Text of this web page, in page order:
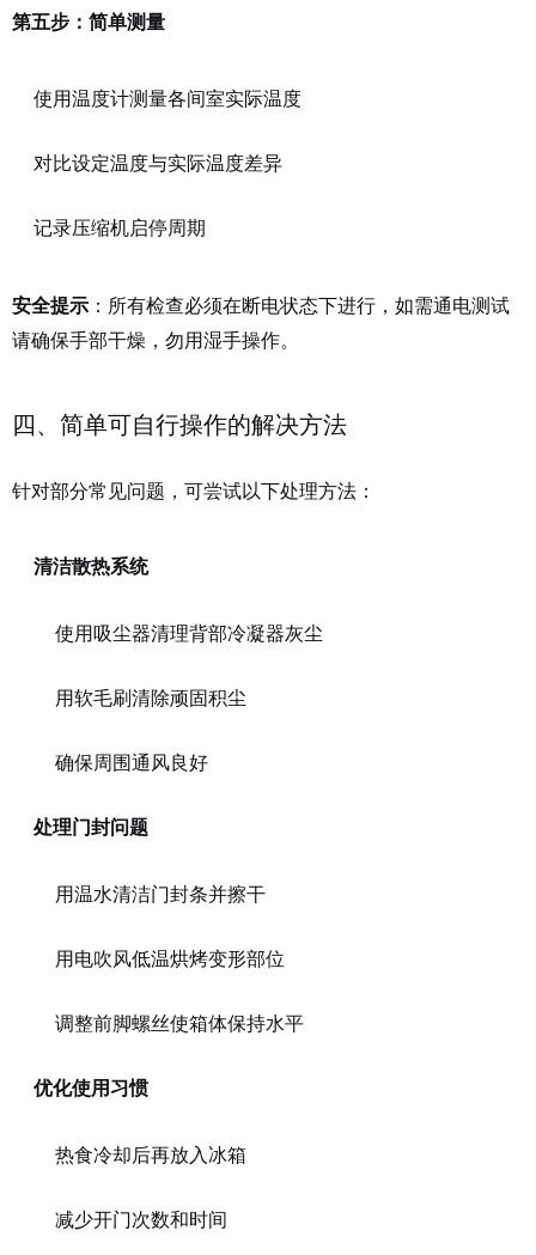
第五步：简单测量
使用温度计测量各间室实际温度
对比设定温度与实际温度差异
记录压缩机启停周期
安全提示 ：所有检查必须在断电状态下进行，如需通电测试
请确保手部干燥，勿用湿手操作。
四、简单可自行操作的解决方法
针对部分常见问题，可尝试以下处理方法：
清洁散热系统
使用吸尘器清理背部冷凝器灰尘
用软毛刷清除顽固积尘
确保周围通风良好
处理门封问题
用温水清洁门封条并擦干
用电吹风低温烘烤变形部位
调整前脚螺丝使箱体保持水平
优化使用习惯
热食冷却后再放入冰箱
减少开门次数和时间